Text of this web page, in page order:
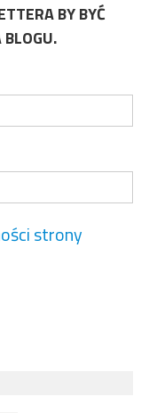
BY BYĆ
strony